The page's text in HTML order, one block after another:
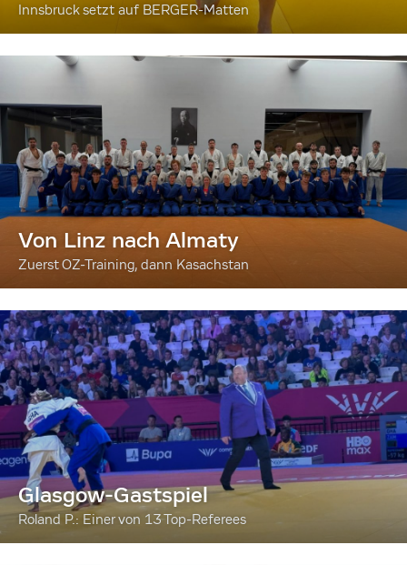
Innsbruck setzt auf BERGER-Matten
Von Linz nach Almaty
Zuerst OZ-Training, dann Kasachstan
Glasgow-Gastspiel
Roland P.: Einer von 13 Top-Referees